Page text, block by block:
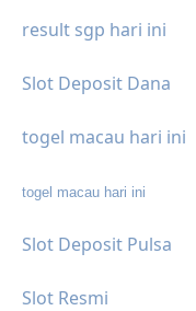
result sgp hari ini
Slot Deposit Dana
togel macau hari ini
togel macau hari ini
Slot Deposit Pulsa
Slot Resmi